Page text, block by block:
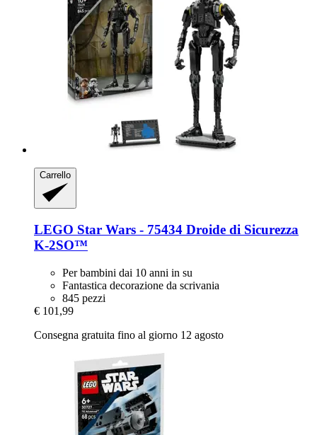
Carrello
LEGO Star Wars -​ 75434 Droide di Sicurezza
K-​2SO™
Per bambini dai 10 anni in su
Fantastica decorazione da scrivania
845 pezzi
€ 101,99
Consegna gratuita fino al giorno 12 agosto